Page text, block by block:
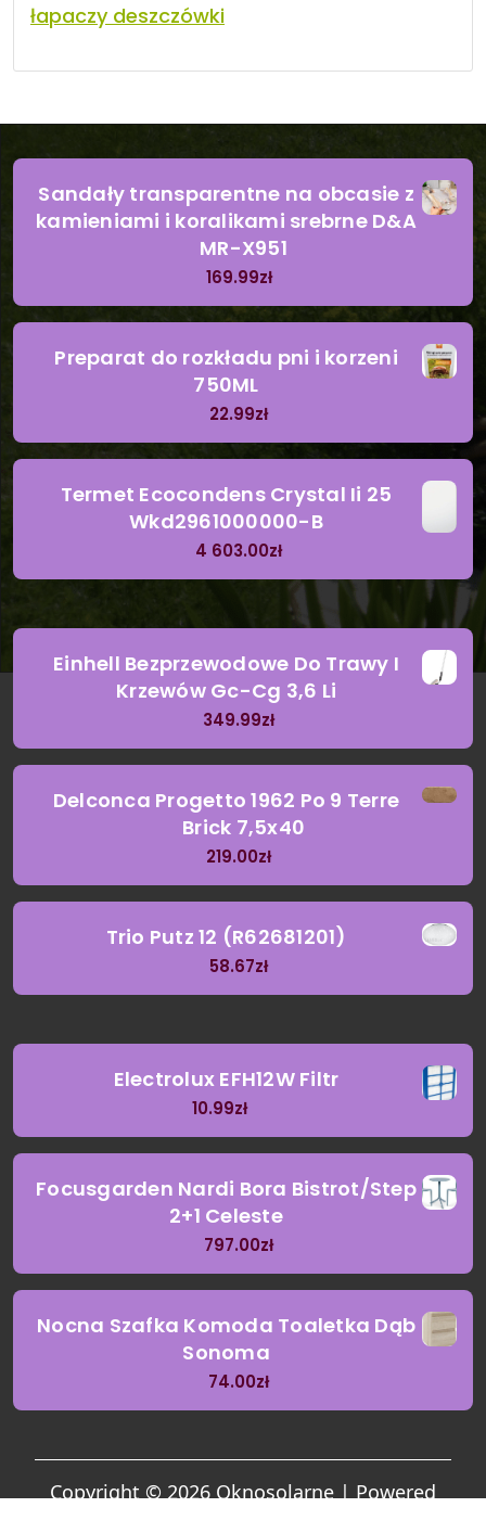
łapaczy deszczówki
Sandały transparentne na obcasie z
kamieniami i koralikami srebrne D&A
MR-X951
169.99zł
Preparat do rozkładu pni i korzeni
750ML
22.99zł
Termet Ecocondens Crystal Ii 25
Wkd2961000000-B
4 603.00zł
Einhell Bezprzewodowe Do Trawy I
Krzewów Gc-Cg 3,6 Li
349.99zł
Delconca Progetto 1962 Po 9 Terre
Brick 7,5x40
219.00zł
Trio Putz 12 (R62681201)
58.67zł
Electrolux EFH12W Filtr
10.99zł
Focusgarden Nardi Bora Bistrot/Step
2+1 Celeste
797.00zł
Nocna Szafka Komoda Toaletka Dąb
Sonoma
74.00zł
Copyright © 2026 Oknosolarne | Powered